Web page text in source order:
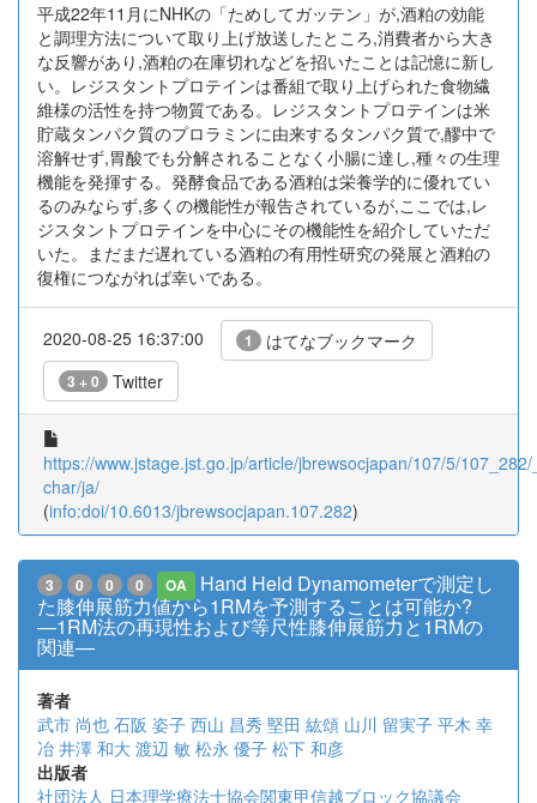
平成22年11月にNHKの「ためしてガッテン」が,酒粕の効能
と調理方法について取り上げ放送したところ,消費者から大き
な反響があり,酒粕の在庫切れなどを招いたことは記憶に新し
い。レジスタントプロテインは番組で取り上げられた食物繊
維様の活性を持つ物質である。レジスタントプロテインは米
貯蔵タンパク質のプロラミンに由来するタンパク質で,醪中で
溶解せず,胃酸でも分解されることなく小腸に達し,種々の生理
機能を発揮する。発酵食品である酒粕は栄養学的に優れてい
るのみならず,多くの機能性が報告されているが,ここでは,レ
ジスタントプロテインを中心にその機能性を紹介していただ
いた。まだまだ遅れている酒粕の有用性研究の発展と酒粕の
復権につながれば幸いである。
2020-08-25 16:37:00 1 はてなブックマーク
3 + 0 Twitter
https://www.jstage.jst.go.jp/article/jbrewsocjapan/107/5/
char/ja/
(info:doi/10.6013/jbrewsocjapan.107.282)
3 0 0 0 OA
Hand Held Dynamometerで測定し
た膝伸展筋力値から1RMを予測することは可能か?
―1RM法の再現性および等尺性膝伸展筋力と1RMの
関連―
著者
武市 尚也 石阪 姿子 西山 昌秀 堅田 紘頌 山川 留実子 平木 幸
冶 井澤 和大 渡辺 敏 松永 優子 松下 和彦
出版者
社団法人 日本理学療法士協会関東甲信越ブロック協議会